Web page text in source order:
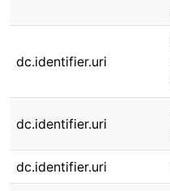
dc.identifier.uri
dc.identifier.uri
dc.identifier.uri